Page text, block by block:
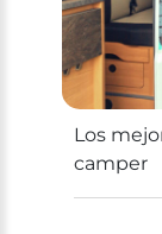
Los
camper